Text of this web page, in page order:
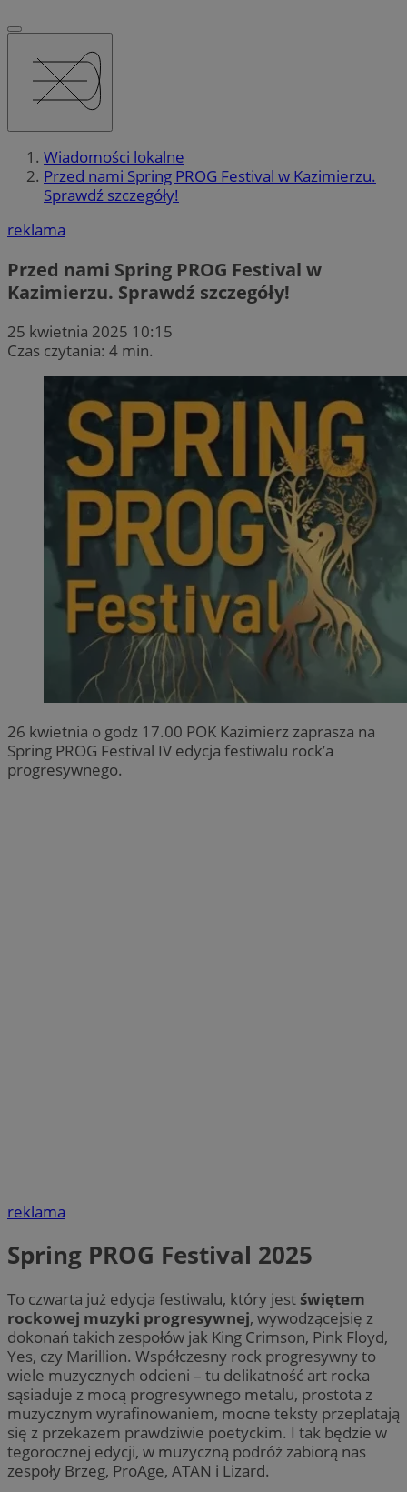
Wiadomości lokalne
Przed nami Spring PROG Festival w Kazimierzu.
Sprawdź szczegóły!
reklama
Przed nami Spring PROG Festival w
Kazimierzu. Sprawdź szczegóły!
25 kwietnia 2025 10:15
Czas czytania: 4 min.
26 kwietnia o godz 17.00 POK Kazimierz zaprasza na
Spring PROG Festival IV edycja festiwalu rock’a
progresywnego.
reklama
Spring PROG Festival 2025
To czwarta już edycja festiwalu, który jest świętem
rockowej muzyki progresywnej, wywodzącejsię z
dokonań takich zespołów jak King Crimson, Pink Floyd,
Yes, czy Marillion. Współczesny rock progresywny to
wiele muzycznych odcieni – tu delikatność art rocka
sąsiaduje z mocą progresywnego metalu, prostota z
muzycznym wyrafinowaniem, mocne teksty przeplatają
się z przekazem prawdziwie poetyckim. I tak będzie w
tegorocznej edycji, w muzyczną podróż zabiorą nas
zespoły Brzeg, ProAge, ATAN i Lizard.